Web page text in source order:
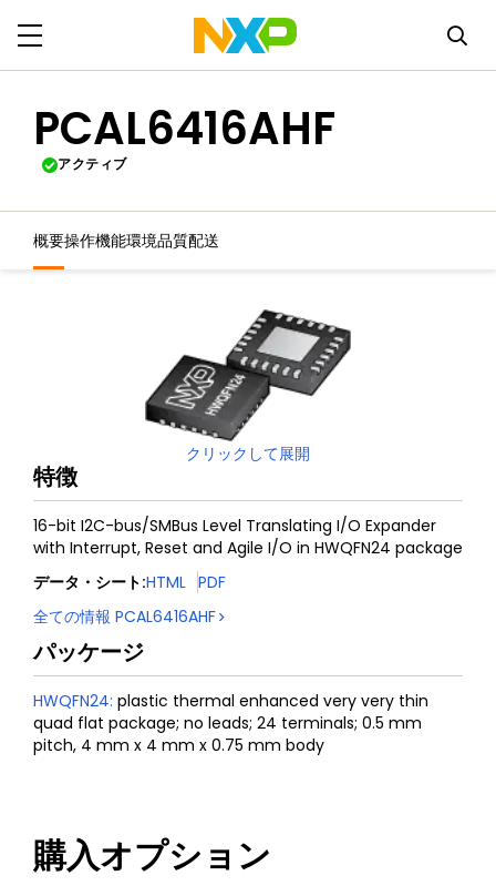
PCAL6416AHF
アクティブ
概要操作機能環境品質配送
クリックして展開
特徴
16-bit I2C-bus/SMBus Level Translating I/O Expander
with Interrupt, Reset and Agile I/O in HWQFN24 package
データ・シート:HTML PDF
全ての情報 PCAL6416AHF
パッケージ
HWQFN24: plastic thermal enhanced very very thin
quad flat package; no leads; 24 terminals; 0.5 mm
pitch, 4 mm x 4 mm x 0.75 mm body
購入オプション